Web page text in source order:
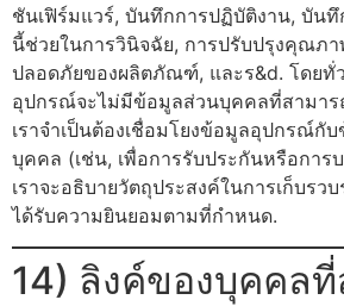
ชันเฟิร์มแวร์, บันทึกการปฏิบัติงาน, บัน
นี้ช่วยในการวินิจฉัย, การปรับปรุงคุณภา
ปลอดภัยของผลิตภัณฑ์, และร&d. โดยทั่
อุปกรณ์จะไม่มีข้อมูลส่วนบุคคลที่สามาร
เราจำเป็นต้องเชื่อมโยงข้อมูลอุปกรณ์กั
บุคคล (เช่น, เพื่อการรับประกันหรือการ
เราจะอธิบายวัตถุประสงค์ในการเก็บรว
ได้รับความยินยอมตามที่กำหนด.
14) ลิงค์ของบุคคล